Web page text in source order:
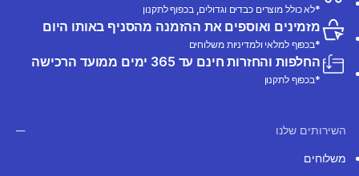
*לא כולל מוצרים כבדים וגדולים, בכפוף לתקנון
מזמינים ואוספים את ההזמנה מהסניף באותו היום
*בכפוף למלאי ולמדיניות משלוחים
החלפות והחזרות חינם עד 365 ימים ממועד הרכישה
*בכפוף לתקנון
השירותים שלנו
משלוחים